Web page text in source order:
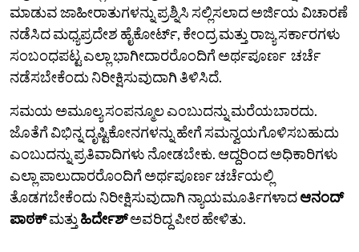
ಮಾಡುವ ಜಾಹೀರಾತುಗಳನ್ನು ಪ್ರಶ್ನಿಸಿ ಸಲ್ಲಿಸಲಾದ ಅರ್ಜಿಯ ವಿಚಾರಣೆ
ನಡೆಸಿದ ಮಧ್ಯಪ್ರದೇಶ ಹೈಕೋರ್ಟ್, ಕೇಂದ್ರ ಮತ್ತು ರಾಜ್ಯ ಸರ್ಕಾರಗಳು
ಸಂಬಂಧಪಟ್ಟ ಎಲ್ಲಾ ಭಾಗೀದಾರರೊಂದಿಗೆ ಅರ್ಥಪೂರ್ಣ ಚರ್ಚೆ
ನಡೆಸಬೇಕೆಂದು ನಿರೀಕ್ಷಿಸುವುದಾಗಿ ತಿಳಿಸಿದೆ.
ಸಮಯ ಅಮೂಲ್ಯ ಸಂಪನ್ಮೂಲ ಎಂಬುದನ್ನು ಮರೆಯಬಾರದು.
ಜೊತೆಗೆ ವಿಭಿನ್ನ ದೃಷ್ಟಿಕೋನಗಳನ್ನು ಹೇಗೆ ಸಮನ್ವಯಗೊಳಿಸಬಹುದು
ಎಂಬುದನ್ನು ಪ್ರತಿವಾದಿಗಳು ನೋಡಬೇಕು. ಆದ್ದರಿಂದ ಅಧಿಕಾರಿಗಳು
ಎಲ್ಲಾ ಪಾಲುದಾರರೊಂದಿಗೆ ಅರ್ಥಪೂರ್ಣ ಚರ್ಚೆಯಲ್ಲಿ
ತೊಡಗಬೇಕೆಂದು ನಿರೀಕ್ಷಿಸುವುದಾಗಿ ನ್ಯಾಯಮೂರ್ತಿಗಳಾದಆನಂದ್
ಪಾಠಕ್ಮತ್ತು ಹಿರ್ದೇಶ್ಅವರಿದ್ದ ಪೀಠ ಹೇಳಿತು.